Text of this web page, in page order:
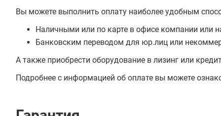
Вы можете выполнить оплату наиболее удобным
Наличными или по карте в офисе компании или
Банковским переводом для юр.лиц или
А также приобрести оборудование в лизинг или
Подробнее с информацией об оплате вы можете